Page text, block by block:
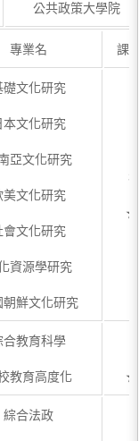
公共政策大學院
專業名 課
礎文化研究
本文化研究
亞文化研究
美文化研究
會文化研究
資源學研究
朝鮮文化研究
合教育科學
教育高度化
綜合法政